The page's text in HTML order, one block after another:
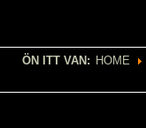
ÖN ITT VAN: HOME